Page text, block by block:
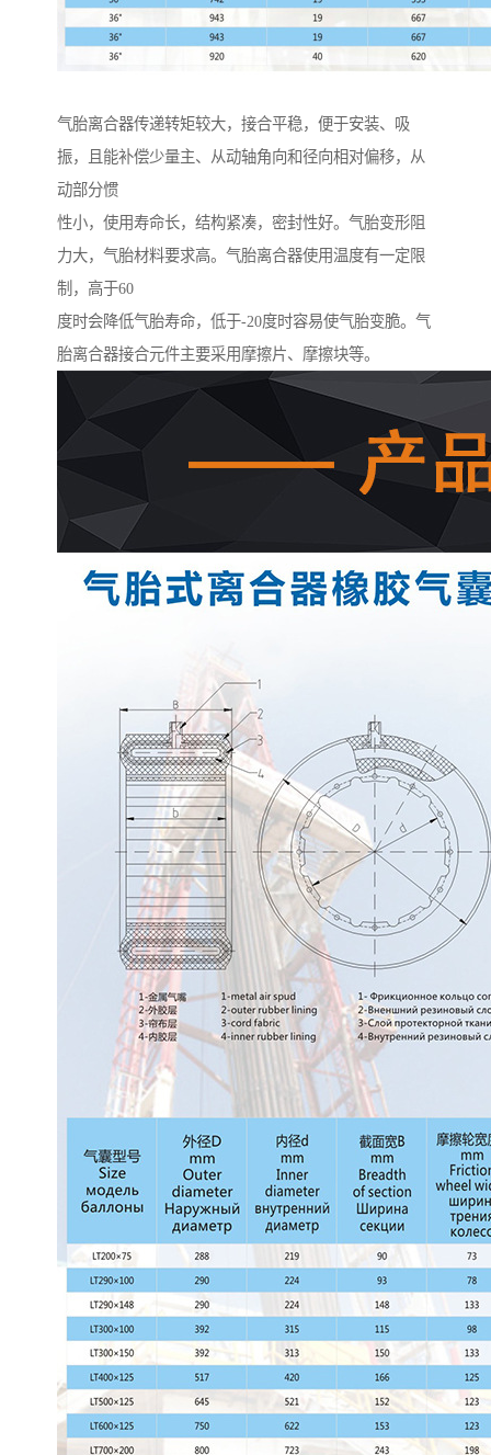
气胎离合器传递转矩较大，接合平稳，便于安装、吸
振，且能补偿少量主、从动轴角向和径向相对偏移，从
动部分惯
性小，使用寿命长，结构紧凑，密封性好。气胎变形阻
力大，气胎材料要求高。气胎离合器使用温度有一定限
制，高于60
度时会降低气胎寿命，低于-20度时容易使气胎变脆。气
胎离合器接合元件主要采用摩擦片、摩擦块等。